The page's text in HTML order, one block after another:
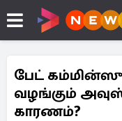
பேட்
வழங்கும்
காரணம்?